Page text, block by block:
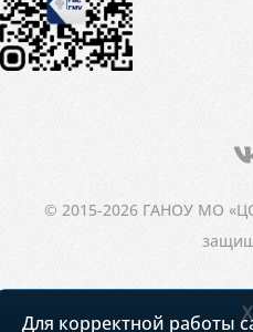
© 2015-2026 ГАНОУ МО
Для корректной работы X